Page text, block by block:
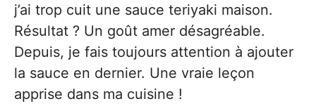
j’ai trop cuit une sauce teriyaki maison.
Résultat ? Un goût amer désagréable.
Depuis, je fais toujours attention à ajouter
la sauce en dernier. Une vraie leçon
apprise dans ma cuisine !